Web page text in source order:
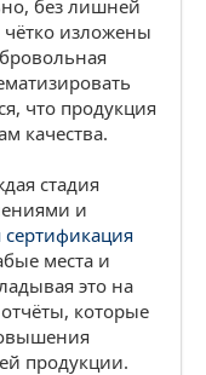
без лишней
изложены
что продукция
качества.
стадия
и
места и
это на
которые
продукции.